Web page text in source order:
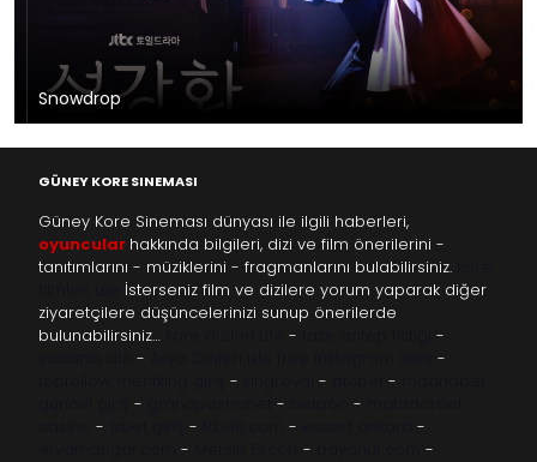
Snowdrop
GÜNEY KORE SINEMASI
Güney Kore Sineması dünyası ile ilgili haberleri,
oyuncular hakkında bilgileri, dizi ve film önerilerini -
tanıtımlarını - müziklerini - fragmanlarını bulabilirsiniz.
İsterseniz film ve dizilere yorum yaparak diğer
ziyaretçilere düşüncelerinizi sunup önerilerde
bulunabilirsiniz…
-
-
-
-
- - -
- - -
- - -
-
- - -